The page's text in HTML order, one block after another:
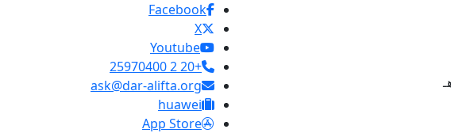
Facebook
X
Youtube
+20 2 25970400
ask@dar-alifta.org
huawei
App Store